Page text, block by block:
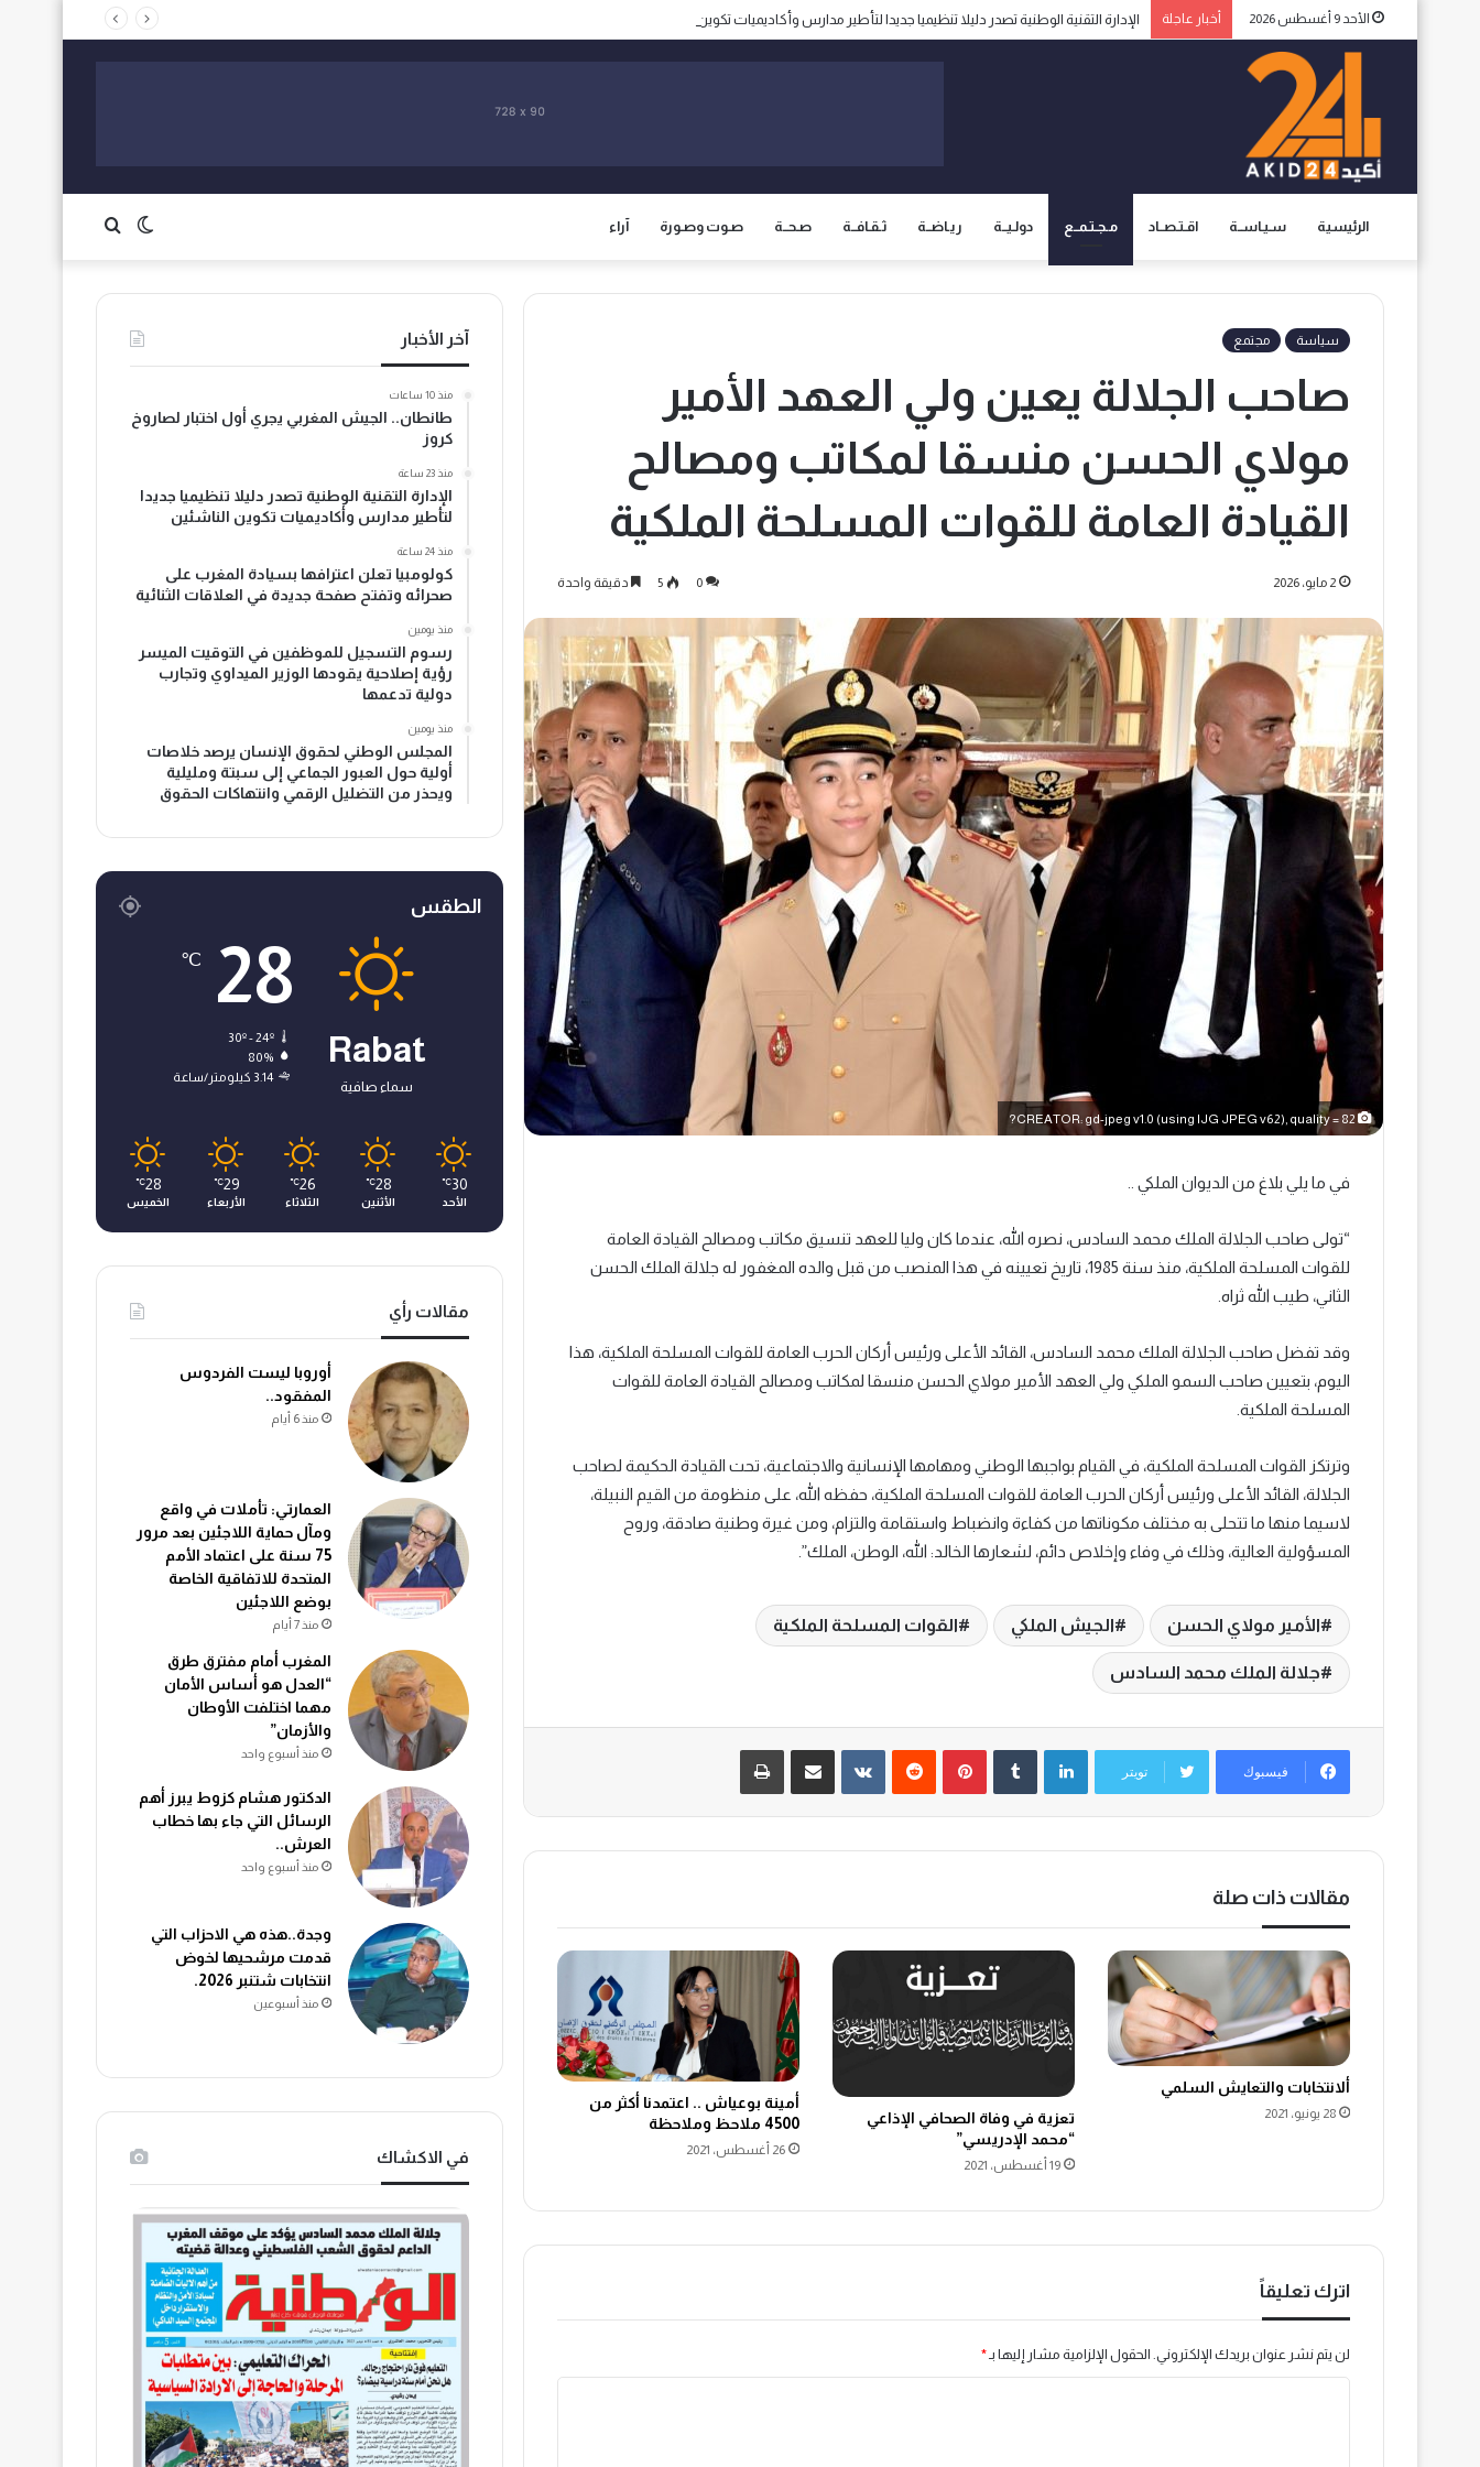
الأحد 9 أغسطس 2026 أخبار عاجلة الإدارة التقنية الوطنية تصدر دليلا تنظيميا جديدا لتأطير مدارس وأكاديميات تكوين الناشئين
الرئيسية سـيـاســة اقـتـصــاد مـجـتـمــع دولـيــة ريـاضــة ثـقـافــة صـحــة صـوت وصـورة آراء الوضع
المظلم
سياسة مجتمع
صاحب الجلالة يعين ولي العهد الأمير
مولاي الحسن منسقا لمكاتب ومصالح
القيادة العامة للقوات المسلحة الملكية
2 مايو، 2026 0
5 دقيقة واحدة
في ما يلي بلاغ من الديوان الملكي ..
“تولى صاحب الجلالة الملك محمد السادس، نصره الله، عندما كان وليا للعهد تنسيق مكاتب ومصالح القيادة العامة
للقوات المسلحة الملكية، منذ سنة 1985، تاريخ تعيينه في هذا المنصب من قبل والده المغفور له جلالة الملك الحسن
الثاني، طيب الله ثراه.
وقد تفضل صاحب الجلالة الملك محمد السادس، القائد الأعلى ورئيس أركان الحرب العامة للقوات المسلحة الملكية، هذا
اليوم، بتعيين صاحب السمو الملكي ولي العهد الأمير مولاي الحسن منسقا لمكاتب ومصالح القيادة العامة للقوات
المسلحة الملكية.
وترتكز القوات المسلحة الملكية، في القيام بواجبها الوطني ومهامها الإنسانية والاجتماعية، تحت القيادة الحكيمة لصاحب
الجلالة، القائد الأعلى ورئيس أركان الحرب العامة للقوات المسلحة الملكية، حفظه الله، على منظومة من القيم النبيلة،
لاسيما منها ما تتحلى به مختلف مكوناتها من كفاءة وانضباط واستقامة والتزام، ومن غيرة وطنية صادقة، وروح
المسؤولية العالية، وذلك في وفاء وإخلاص دائم، لشعارها الخالد: الله، الوطن، الملك”.
الأمير مولاي الحسن الجيش الملكي القوات المسلحة الملكية
جلالة الملك محمد السادس
فيسبوك تويتر
لينكدإن بينتيريست ‏VKontakte
مقالات ذات صلة
ألانتخابات والتعايش السلمي
28 يونيو، 2021
تعزية في وفاة الصحافي الإذاعي
“محمد الإدريسي”
19 أغسطس، 2021
أمينة بوعياش .. اعتمدنا أكثر من
4500 ملاحظ وملاحظة
26 أغسطس، 2021
اترك تعليقاً
لن يتم نشر عنوان بريدك الإلكتروني. الحقول الإلزامية مشار إليها بـ*
آخر الأخبار
منذ 10 ساعات
طانطان.. الجيش المغربي يجري أول اختبار لصاروخ
كروز
منذ 23 ساعة
الإدارة التقنية الوطنية تصدر دليلا تنظيميا جديدا
لتأطير مدارس وأكاديميات تكوين الناشئين
منذ 24 ساعة
كولومبيا تعلن اعترافها بسيادة المغرب على
صحرائه وتفتح صفحة جديدة في العلاقات الثنائية
منذ يومين
رسوم التسجيل للموظفين في التوقيت الميسر
رؤية إصلاحية يقودها الوزير الميداوي وتجارب
دولية تدعمها
منذ يومين
المجلس الوطني لحقوق الإنسان يرصد خلاصات
أولية حول العبور الجماعي إلى سبتة ومليلية
ويحذر من التضليل الرقمي وانتهاكات الحقوق
الطقس
Rabat
سماء صافية
28
℃
30º - 24º
80%
3.14 كيلومتر/ساعة
30
℃
الأحد
28
℃
الأثنين
26
℃
الثلاثاء
29
℃
الأربعاء
28
℃
الخميس
مقالات رأي
أوروبا ليست الفردوس
المفقود..
منذ 6 أيام
العمارتي: تأملات في واقع
ومآل حماية اللاجئين بعد مرور
75 سنة على اعتماد الأمم
المتحدة للاتفاقية الخاصة
بوضع اللاجئين
منذ 7 أيام
المغرب أمام مفترق طرق
“العدل هو أساس الأمان
مهما اختلفت الأوطان
والأزمان”
منذ أسبوع واحد
الدكتور هشام كزوط يبرز أهم
الرسائل التي جاء بها خطاب
العرش..
منذ أسبوع واحد
وجدة..هذه هي الاحزاب التي
قدمت مرشحيها لخوض
انتخابات شتنبر 2026.
منذ أسبوعين
في الاكشاك